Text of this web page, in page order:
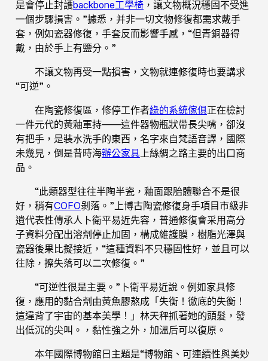
是會停止封護backbone工學椅 ，讓文物概況穩固不受進
一個步驟損害。”據悉，并非一切文物修復都需求戴手
套，例如瓷器修復，手套反而影響手感，“但青銅器得
戴，由於手上有鹽分。”
不讓文物再受一點損害，文物就連修復時也要講求
“可逆”。
在陶瓷修復區，修停工作者綠的系統傢俱正在檢討
一件元代的黃釉軍持——這件器物瓶狀帶長尖嘴，卻沒
有把手，是裝水洗手的東西，名字來自梵語音譯，國際
未幾見，倒是昔時海辦公家具 上絲綢之路主要的出口商
品。
“此類器型往往半陶半瓷，釉面跟胎體聯合不是很
好，稍有COFO剝落。”上博古陶瓷修復身手項目市級非
遺代表性傳承人卜衛平易近先容，普通修復會采用高分
子資料分配出溶劑停止加固，構成維護膜，樹脂光澤與
瓷器後果比擬接近，“這種資料不只穩固性好，並且可以
往除，擦失落可以二次修復。”
“可逆性很是主要。”卜衛平易近說。例如家具修
復，應用的黏合劑由黃魚膠熬成「失衡！徹底的失衡！
這違背了宇宙的基本美學！」林天秤抓著她的頭髮，發
出低沉的尖叫。，黏性強之外，加溫后可以復原。
本年國際博物館日主題是“博物館、可連續性與美妙